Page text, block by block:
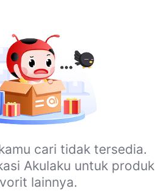
cari tidak tersedia.
Akulaku untuk produk
lainnya.